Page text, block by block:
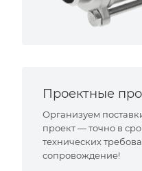
Проектные
Организуем
проект — точно в
технических
сопровождение!